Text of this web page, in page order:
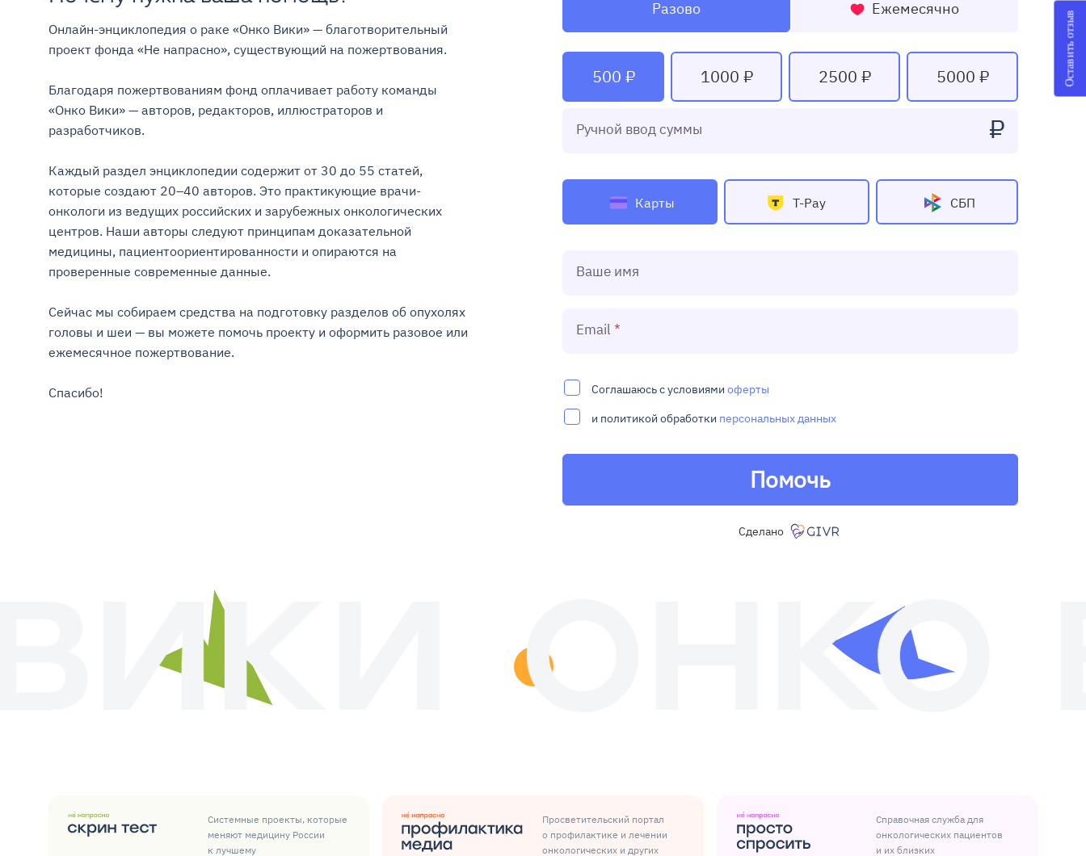
Онлайн-энциклопедия о раке «Онко Вики» — благотворительный
проект фонда «Не напрасно», существующий на пожертвования.
Благодаря пожертвованиям фонд оплачивает работу команды
«Онко Вики» — авторов, редакторов, иллюстраторов и
разработчиков.
Каждый раздел энциклопедии содержит от 30 до 55 статей,
которые создают 20–40 авторов. Это практикующие врачи-
онкологи из ведущих российских и зарубежных онкологических
центров. Наши авторы следуют принципам доказательной
медицины, пациентоориентированности и опираются на
проверенные современные данные.
Сейчас мы собираем средства на подготовку разделов об опухолях
головы и шеи — вы можете помочь проекту и оформить разовое или
ежемесячное пожертвование.
Спасибо!
Разово Ежемесячно
500 ₽ 1000 ₽ 2500 ₽ 5000 ₽
Ручной ввод суммы ₽
Карты T-Pay СБП
Ваше имя
Email
Соглашаюсь с условиями оферты
и политикой обработки персональных данных
Помочь
Сделано
Системные проекты, которые
меняют медицину России
к лучшему
Просветительский портал
о профилактике и лечении
онкологических и других
Справочная служба для
онкологических пациентов
и их близких
Оставить отзыв